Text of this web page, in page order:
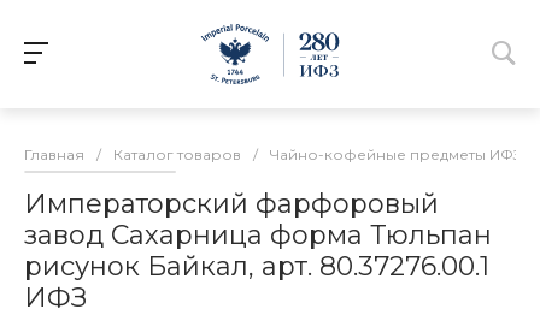
Главная / Каталог товаров / Чайно-кофейные предметы ИФЗ
Императорский фарфоровый
завод Сахарница форма Тюльпан
рисунок Байкал, арт. 80.37276.00.1
ИФЗ